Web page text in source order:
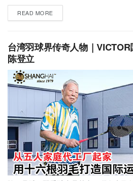
READ MORE
台湾羽球界传奇人物｜
陈登立